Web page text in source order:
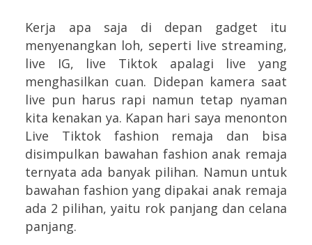
Kerja apa saja di depan gadget itu
menyenangkan loh, seperti live streaming,
live IG, live Tiktok apalagi live yang
menghasilkan cuan. Didepan kamera saat
live pun harus rapi namun tetap nyaman
kita kenakan ya. Kapan hari saya menonton
Live Tiktok fashion remaja dan bisa
disimpulkan bawahan fashion anak remaja
ternyata ada banyak pilihan. Namun untuk
bawahan fashion yang dipakai anak remaja
ada 2 pilihan, yaitu rok panjang dan celana
panjang.